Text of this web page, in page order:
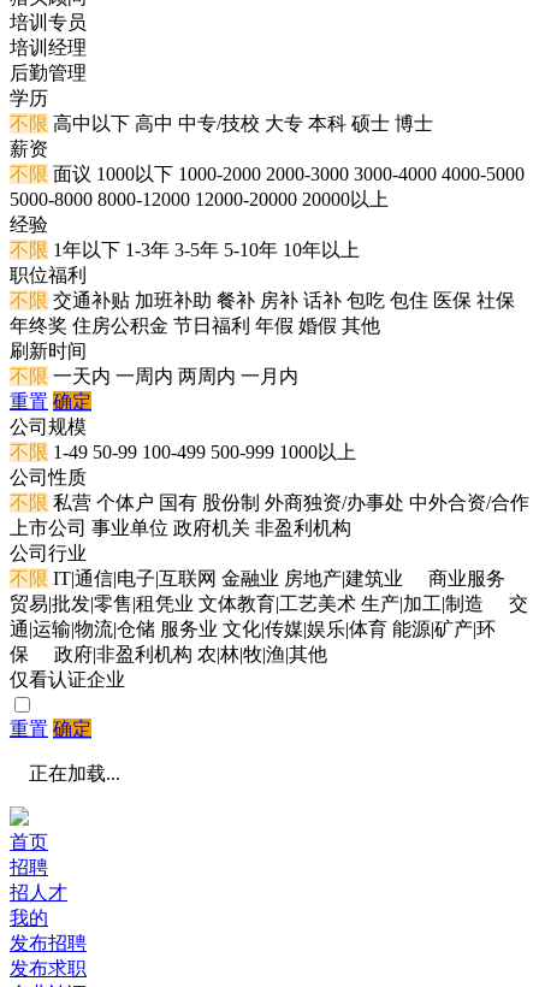
培训专员
培训经理
后勤管理
学历
不限 高中以下 高中 中专/技校 大专 本科 硕士 博士
薪资
不限 面议 1000以下 1000-2000 2000-3000 3000-4000 4000-5000
5000-8000 8000-12000 12000-20000 20000以上
经验
不限 1年以下 1-3年 3-5年 5-10年 10年以上
职位福利
不限 交通补贴 加班补助 餐补 房补 话补 包吃 包住 医保 社保
年终奖 住房公积金 节日福利 年假 婚假 其他
刷新时间
不限 一天内 一周内 两周内 一月内
重置 确定
公司规模
不限 1-49 50-99 100-499 500-999 1000以上
公司性质
不限 私营 个体户 国有 股份制 外商独资/办事处 中外合资/合作
上市公司 事业单位 政府机关 非盈利机构
公司行业
不限 IT|通信|电子|互联网 金融业 房地产|建筑业
商业服务
贸易|批发|零售|租凭业 文体教育|工艺美术 生产|加工|制造
交
通|运输|物流|仓储 服务业 文化|传媒|娱乐|体育 能源|矿产|环
保
政府|非盈利机构 农|林|牧|渔|其他
仅看认证企业
重置 确定
正在加载...
首页
招聘
招人才
我的
发布招聘
发布求职